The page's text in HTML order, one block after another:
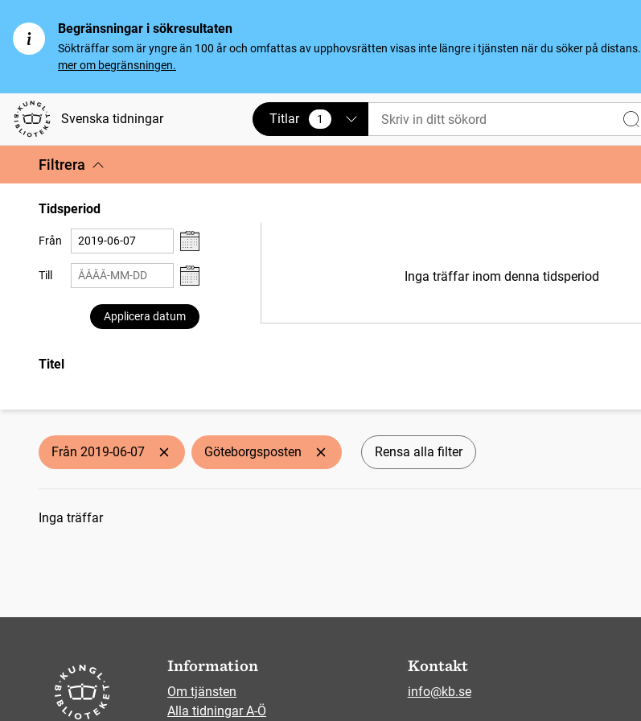
Begränsningar i sökresultaten
Sökträffar som är yngre än 100 år och omfattas av upphovsrätten visas inte längre i tjänsten när du söker på distans.
mer om begränsningen.
Svenska tidningar Titlar 1
vald
Filtrera
Tidsperiod
Från
Till
Applicera datum
Inga träffar inom denna tidsperiod
Titel
Från 2019-06-07 Göteborgsposten Rensa alla filter
Sökresultat
Inga träffar
Information
Om tjänsten
Alla tidningar A-Ö
Kontakt
info@kb.se